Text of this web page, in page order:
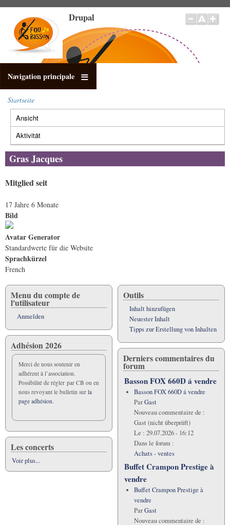
Inhalt
Drupal
Navigation principale
Pfadnavigation
Startseite
Primäre
Reiter
Ansicht
Reiter)
Aktivität
Gras Jacques
Mitglied seit
17 Jahre 6 Monate
Bild
Avatar Generator
Standardwerte für die Website
Sprachkürzel
French
Menu du compte de
l'utilisateur
Anmelden
Adhésion 2026
Merci de nous soutenir en
adhérent à l’association.
Possibilité de régler par CB ou en
nous revoyant le bulletin sur la
page adhésion.
Les concerts
Voir plus...
Outils
Inhalt hinzufügen
Neuester Inhalt
Tipps zur Erstellung von Inhalten
Derniers commentaires du
forum
Basson FOX 660D á vendre
Basson FOX 660D á vendre
ParGast
Nouveau commentaire de :
Gast (nicht überprüft)
Le : 29.07.2026 - 16:12
Dans le forum :
Achats - ventes
Buffet Crampon Prestige à
vendre
Buffet Crampon Prestige à
vendre
ParGast
Nouveau commentaire de :